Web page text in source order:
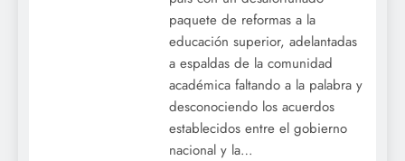
paquete de reformas a la
educación superior, adelantadas
a espaldas de la comunidad
académica faltando a la palabra y
desconociendo los acuerdos
establecidos entre el gobierno
nacional y la…